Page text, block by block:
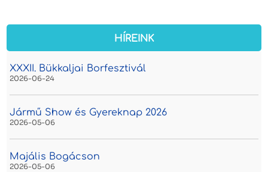
HÍREINK
XXXII. Bükkaljai Borfesztivál
2026-06-24
Jármű Show és Gyereknap 2026
2026-05-06
Majális Bogácson
2026-05-06